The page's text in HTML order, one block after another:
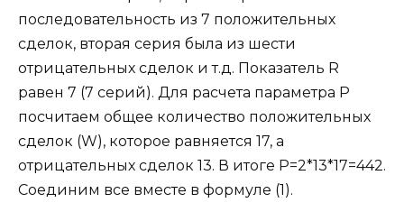
последовательность из 7 положительных
сделок, вторая серия была из шести
отрицательных сделок и т.д. Показатель R
равен 7 (7 серий). Для расчета параметра Р
посчитаем общее количество положительных
сделок (W), которое равняется 17, а
отрицательных сделок 13. В итоге Р=2*13*17=442.
Соединим все вместе в формуле (1).